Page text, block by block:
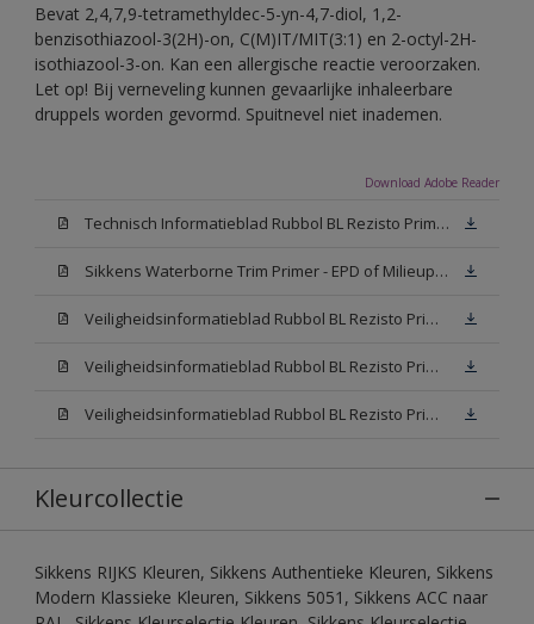
Bevat 2,4,7,9-tetramethyldec-5-yn-4,7-diol, 1,2-
benzisothiazool-3(2H)-on, C(M)IT/MIT(3:1) en 2-octyl-2H-
isothiazool-3-on. Kan een allergische reactie veroorzaken.
Let op! Bij verneveling kunnen gevaarlijke inhaleerbare
druppels worden gevormd. Spuitnevel niet inademen.
Download Adobe Reader
Technisch Informatieblad Rubbol BL Rezisto Primer (New Livery) (PDF)
Sikkens Waterborne Trim Primer - EPD of Milieuproductverklaring
Veiligheidsinformatieblad Rubbol BL Rezisto Primer N00 (MSDS)
Veiligheidsinformatieblad Rubbol BL Rezisto Primer White (MSDS)
Veiligheidsinformatieblad Rubbol BL Rezisto Primer W05 (MSDS)
Kleurcollectie
Sikkens RIJKS Kleuren, Sikkens Authentieke Kleuren, Sikkens
Modern Klassieke Kleuren, Sikkens 5051, Sikkens ACC naar